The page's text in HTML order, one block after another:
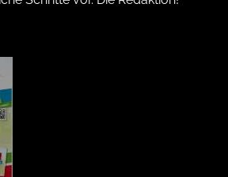
wie Cookies, um Geräteinformationen zu
zuzugreifen. Wir tun dies, um das Browsing-
um (nicht) personalisierte Werbung
zustimmst oder die Zustimmung widerrufst,
und Funktionen beeinträchtigen.